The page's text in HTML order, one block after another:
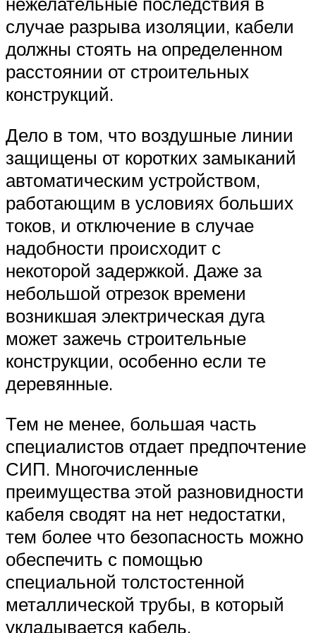
случае разрыва изоляции, кабели
должны стоять на определенном
расстоянии от строительных
конструкций.
Дело в том, что воздушные линии
защищены от коротких замыканий
автоматическим устройством,
работающим в условиях больших
токов, и отключение в случае
надобности происходит с
некоторой задержкой. Даже за
небольшой отрезок времени
возникшая электрическая дуга
может зажечь строительные
конструкции, особенно если те
деревянные.
Тем не менее, большая часть
специалистов отдает предпочтение
СИП. Многочисленные
преимущества этой разновидности
кабеля сводят на нет недостатки,
тем более что безопасность можно
обеспечить с помощью
специальной толстостенной
металлической трубы, в который
укладывается кабель.